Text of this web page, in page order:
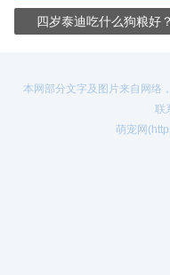
四岁泰迪吃什么狗粮好？
本网部分文字及图片来自网络
联
萌宠网